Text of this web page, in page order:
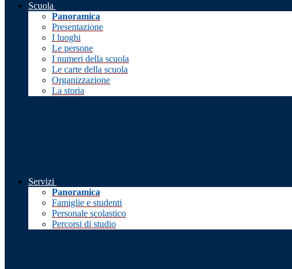
Scuola
Panoramica
Presentazione
I luoghi
Le persone
I numeri della scuola
Le carte della scuola
Organizzazione
La storia
Servizi
Panoramica
Famiglie e studenti
Personale scolastico
Percorsi di studio